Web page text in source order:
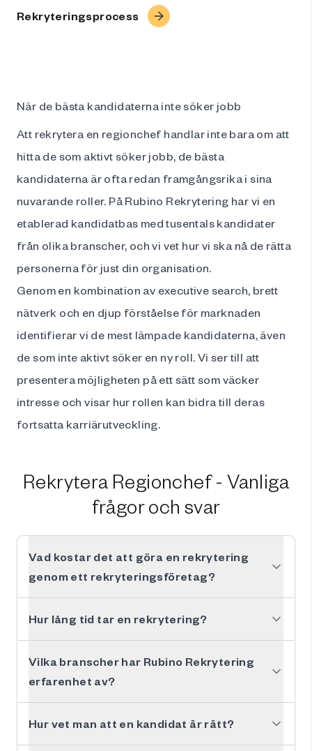
Rekryteringsprocess
När de bästa kandidaterna inte söker jobb
Att rekrytera en regionchef handlar inte bara om att
hitta de som aktivt söker jobb, de bästa
kandidaterna är ofta redan framgångsrika i sina
nuvarande roller. På Rubino Rekrytering har vi en
etablerad kandidatbas med tusentals kandidater
från olika branscher, och vi vet hur vi ska nå de rätta
personerna för just din organisation.
Genom en kombination av executive search, brett
nätverk och en djup förståelse för marknaden
identifierar vi de mest lämpade kandidaterna, även
de som inte aktivt söker en ny roll. Vi ser till att
presentera möjligheten på ett sätt som väcker
intresse och visar hur rollen kan bidra till deras
fortsatta karriärutveckling.
Rekrytera Regionchef - Vanliga
frågor och svar
Vad kostar det att göra en rekrytering
genom ett rekryteringsföretag?
Hur lång tid tar en rekrytering?
Vilka branscher har Rubino Rekrytering
erfarenhet av?
Hur vet man att en kandidat är rätt?